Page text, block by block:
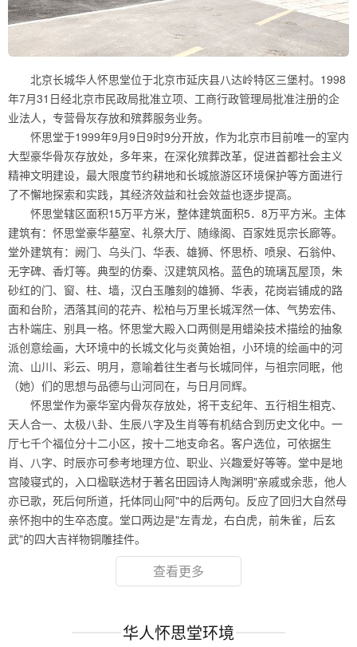
北京长城华人怀思堂位于北京市延庆县八达岭特区三堡村。1998
年7月31日经北京市民政局批准立项、工商行政管理局批准注册的企
业法人，专营骨灰存放和殡葬服务业务。
怀思堂于1999年9月9日9时9分开放，作为北京市目前唯一的室内
大型豪华骨灰存放处，多年来，在深化殡葬改革，促进首都社会主义
精神文明建设，最大限度节约耕地和长城旅游区环境保护等方面进行
了不懈地探索和实践，其经济效益和社会效益也逐步提高。
怀思堂辖区面积15万平方米，整体建筑面积5．8万平方米。主体
建筑有：怀思堂豪华墓室、礼祭大厅、随缘阁、百家姓觅宗长廊等。
堂外建筑有：阙门、乌头门、华表、雄狮、怀思桥、喷泉、石翁仲、
无字碑、香灯等。典型的仿秦、汉建筑风格。蓝色的琉璃瓦屋顶，朱
砂红的门、窗、柱、墙，汉白玉雕刻的雄狮、华表，花岗岩铺成的路
面和台阶，洒落其间的花卉、松柏与万里长城浑然一体、气势宏伟、
古朴端庄、别具一格。怀思堂大殿入口两侧是用蜡染技术描绘的抽象
派创意绘画，大环境中的长城文化与炎黄始祖，小环境的绘画中的河
流、山川、彩云、明月，意喻着往生者与长城同伴，与祖宗同眠，他
（她）们的思想与品德与山河同在，与日月同辉。
怀思堂作为豪华室内骨灰存放处，将干支纪年、五行相生相克、
天人合一、太极八卦、生辰八字及生肖等有机结合到历史文化中。一
厅七千个福位分十二小区，按十二地支命名。客户选位，可依据生
肖、八字、时辰亦可参考地理方位、职业、兴趣爱好等等。堂中是地
宫陵寝式的，入口楹联选材于著名田园诗人陶渊明"亲戚或余悲，他人
亦已歌，死后何所道，托体同山阿"中的后两句。反应了回归大自然母
亲怀抱中的生卒态度。堂口两边是"左青龙，右白虎，前朱雀，后玄
武"的四大吉祥物铜雕挂件。
查看更多
华人怀思堂环境